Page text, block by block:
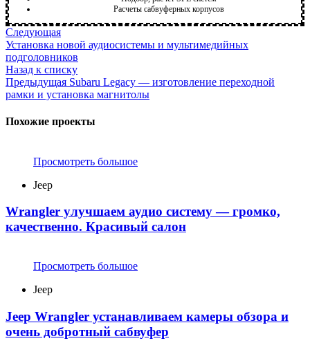
Расчеты сабвуферных корпусов
Следующая
Установка новой аудиосистемы и мультимедийных
подголовников
Назад к списку
Предыдущая Subaru Legacy — изготовление переходной
рамки и установка магнитолы
Похожие проекты
Просмотреть большое
Jeep
Wrangler улучшаем аудио систему — громко,
качественно. Красивый салон
Просмотреть большое
Jeep
Jeep Wrangler устанавливаем камеры обзора и
очень добротный сабвуфер